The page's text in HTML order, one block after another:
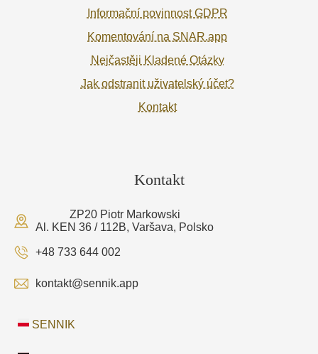
Informační povinnost GDPR
Komentování na SNAR.app
Nejčastěji Kladené Otázky
Jak odstranit uživatelský účet?
Kontakt
Kontakt
ZP20 Piotr Markowski
Al. KEN 36 / 112B, Varšava, Polsko
+48 733 644 002
kontakt@sennik.app
SENNIK